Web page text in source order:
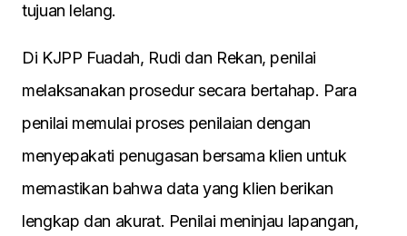
tujuan lelang.
Di KJPP Fuadah, Rudi dan Rekan, penilai
melaksanakan prosedur secara bertahap. Para
penilai memulai proses penilaian dengan
menyepakati penugasan bersama klien untuk
memastikan bahwa data yang klien berikan
lengkap dan akurat. Penilai meninjau lapangan,